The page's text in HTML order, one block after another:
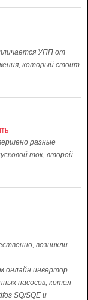
УПП от
который стоит
разные
ток, второй
возникли
онлайн инвертор.
насосов, котел
SQ/SQE и